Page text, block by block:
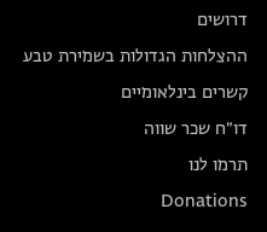
דרושים
ההצלחות הגדולות בשמירת טבע
קשרים בינלאומיים
דו״ח שכר שווה
תרמו לנו
Donations